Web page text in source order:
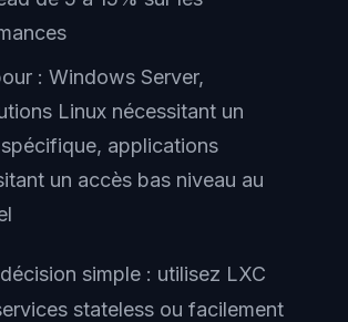
: Windows Server,
Linux nécessitant un
applications
un accès bas niveau au
simple : utilisez LXC
stateless ou facilement